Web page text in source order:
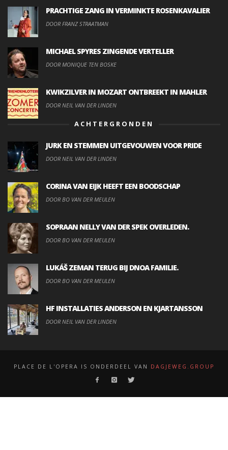
PRACHTIGE ZANG IN VERMINKTE ROSENKAVALIER
DOOR FRANZ STRAATMAN
MICHAEL SPYRES ZINGENDE VERTELLER
DOOR MONIQUE TEN BOSKE
KWIKZILVER IN MOZART ONTBREEKT IN MAHLER
DOOR NEIL VAN DER LINDEN
ACHTERGRONDEN
JURK EN STEMMEN UITGEVOUWEN VOOR PRIDE
DOOR NEIL VAN DER LINDEN
CORINA VAN EIJK HEEFT EEN BOODSCHAP
DOOR BO VAN DER MEULEN
SOPRAAN NELLY VAN DER SPEK OVERLEDEN.
DOOR BO VAN DER MEULEN
LUKÁŠ ZEMAN TERUG BIJ DNOA FAMILIE.
DOOR BO VAN DER MEULEN
HF INSTALLATIES ANDERSON EN KJARTANSSON
DOOR NEIL VAN DER LINDEN
PLACE DE L'OPERA IS ONDERDEEL VAN DAGJEWEG.GROUP